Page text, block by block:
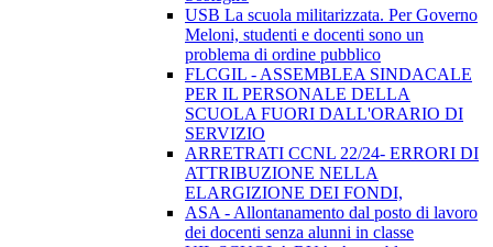
USB La scuola militarizzata. Per Governo
Meloni, studenti e docenti sono un
problema di ordine pubblico
FLCGIL - ASSEMBLEA SINDACALE
PER IL PERSONALE DELLA
SCUOLA FUORI DALL'ORARIO DI
SERVIZIO
ARRETRATI CCNL 22/24- ERRORI DI
ATTRIBUZIONE NELLA
ELARGIZIONE DEI FONDI,
ASA - Allontanamento dal posto di lavoro
dei docenti senza alunni in classe